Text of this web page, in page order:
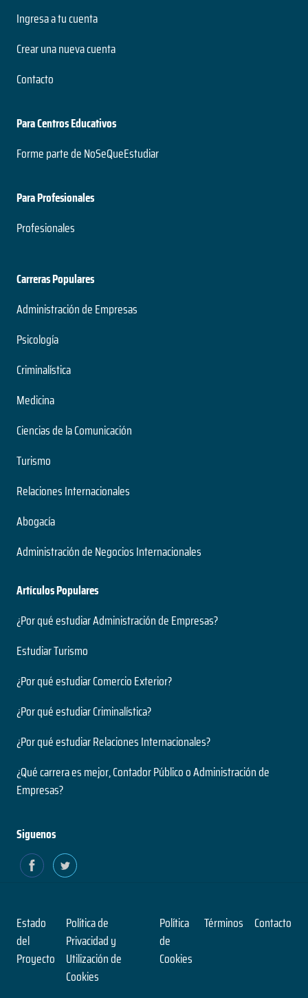
Ingresa a tu cuenta
Crear una nueva cuenta
Contacto
Para Centros Educativos
Forme parte de NoSeQueEstudiar
Para Profesionales
Profesionales
Carreras Populares
Administración de Empresas
Psicología
Criminalística
Medicina
Ciencias de la Comunicación
Turismo
Relaciones Internacionales
Abogacía
Administración de Negocios Internacionales
Artículos Populares
¿Por qué estudiar Administración de Empresas?
Estudiar Turismo
¿Por qué estudiar Comercio Exterior?
¿Por qué estudiar Criminalística?
¿Por qué estudiar Relaciones Internacionales?
¿Qué carrera es mejor, Contador Público o Administración de
Empresas?
Siguenos
Estado
del
Proyecto
Política de
Privacidad y
Utilización de
Cookies
Política
de
Cookies
Términos Contacto